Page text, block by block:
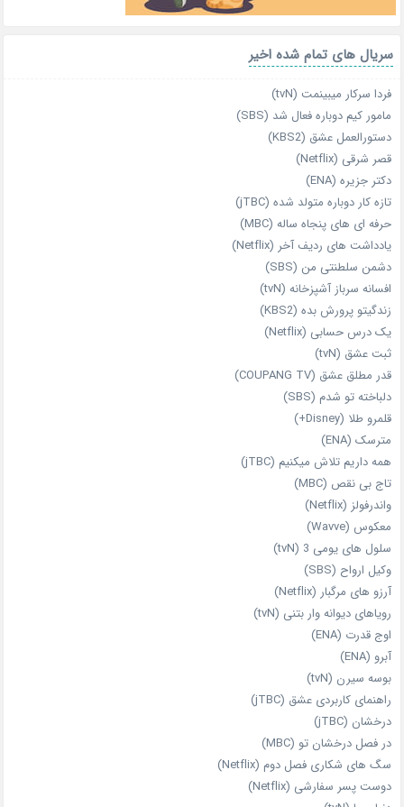
سریال های تمام شده اخیر
فردا سرکار میبینمت (tvN)
مامور کیم دوباره فعال شد (SBS)
دستورالعمل عشق (KBS2)
قصر شرقی (Netflix)
دکتر جزیره (ENA)
تازه‌ کار دوباره‌ متولد شده (jTBC)
حرفه‌ ای‌ های پنجاه‌ ساله (MBC)
یادداشت‌ های ردیف آخر (Netflix)
دشمن سلطنتی من (SBS)
افسانه سرباز آشپزخانه (tvN)
زندگیتو پرورش بده (KBS2)
یک درس حسابی (Netflix)
ثبت عشق (tvN)
قدر مطلق عشق (COUPANG TV)
دلباخته تو شدم (SBS)
قلمرو طلا (Disney+)
مترسک (ENA)
همه داریم تلاش میکنیم (jTBC)
تاج بی‌ نقص (MBC)
واندرفولز (Netflix)
معکوس (Wavve)
سلول های یومی 3 (tvN)
وکیل ارواح (SBS)
آرزو های مرگبار (Netflix)
رویاهای دیوانه‌ وار بتنی (tvN)
اوج قدرت (ENA)
آبرو (ENA)
بوسه سیرن (tvN)
راهنمای کاربردی عشق (jTBC)
درخشان (jTBC)
در فصل درخشان تو (MBC)
سگ های شکاری فصل دوم (Netflix)
دوست‌ پسر سفارشی (Netflix)